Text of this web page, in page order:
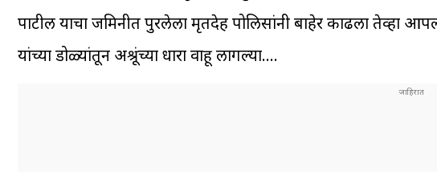
पाटील याचा जमिनीत पुरलेला मृतदेह पोलिसांनी बाहेर काढला तेव्हा
यांच्या डोळ्यांतून अश्रूंच्या धारा वाहू लागल्या….